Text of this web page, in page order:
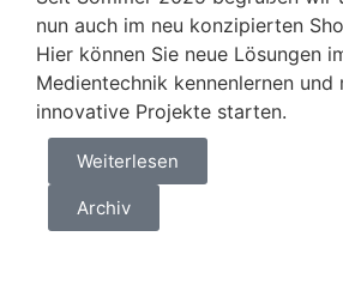
nun auch im neu konzipierten
Hier können Sie neue Lösungen
Medientechnik kennenlernen und
innovative Projekte starten.
Weiterlesen
Archiv